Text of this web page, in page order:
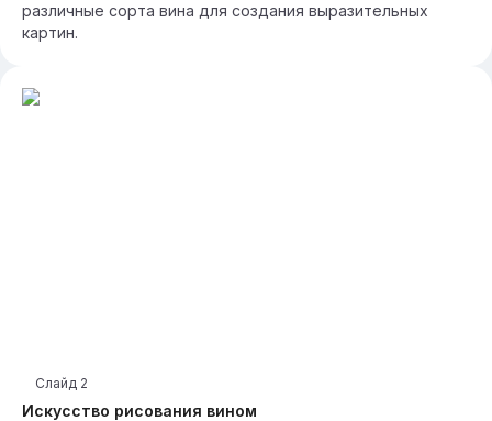
различные сорта вина для создания выразительных
картин.
Искусство рисования вином
Слайд 2